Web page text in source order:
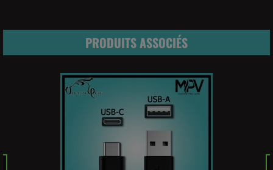
PRODUITS ASSOCIÉS